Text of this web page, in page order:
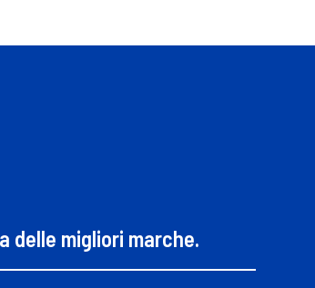
delle migliori marche.